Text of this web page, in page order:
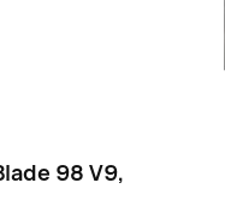
98 V9,